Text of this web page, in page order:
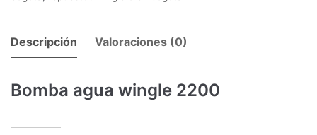
Descripción Valoraciones (0)
Bomba agua wingle 2200